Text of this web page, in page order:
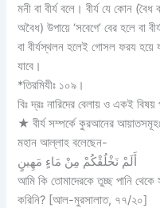
মনী বা বীর্য বলে। বীর্য যে কোন (বৈধ
অবৈধ) উপায়ে ‘সবেগে’ বের হলে বা
বা বীর্যস্থলন হলেই গোসল ফরয হয়ে
যাবে।
*তিরমিযীঃ ১০৯।
বিঃ দ্রঃ নারিদের বেলায় ও একই
★ বীর্য সম্পর্কে কুরআনের
মহান আল্লাহ বলেছেন-
ﺃَﻟَﻢْ ﻧَﺨْﻠُﻘْﻜُﻢْ ﻣِﻦْ ﻣَﺎﺀٍ ﻣَﻬِﻴﻦٍ
আমি কি তোমাদেরকে তুচ্ছ পানি থেকে
করিনি? [আল-মুরসালাত, ৭৭/২০]